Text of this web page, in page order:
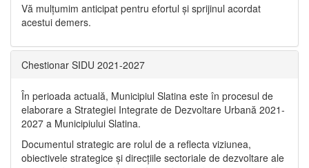
Vă mulţumim anticipat pentru efortul şi sprijinul acordat
acestui demers.
Chestionar SIDU 2021-2027
În perioada actuală, Municipiul Slatina este în procesul de
elaborare a Strategiei Integrate de Dezvoltare Urbană 2021‐
2027 a Municipiului Slatina.
Documentul strategic are rolul de a reflecta viziunea,
obiectivele strategice și direcțiile sectoriale de dezvoltare ale